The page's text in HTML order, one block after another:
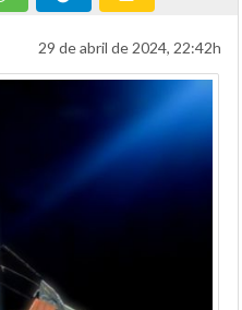
29 de abril de 2024, 22:42h